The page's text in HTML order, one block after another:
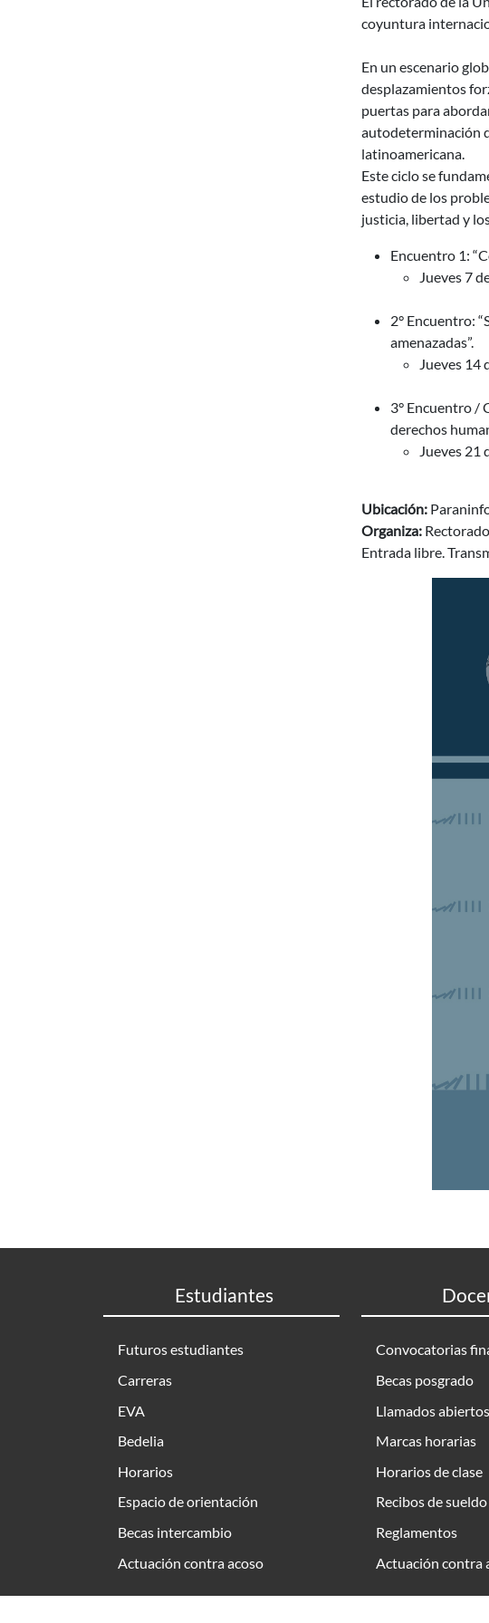
coyuntura
En un escenario
desplazamientos
puertas para
autodeterminación
latinoamericana.
Este ciclo se
estudio de los
justicia, libertad y
Encuentro 1:
Jueves 7
2° Encuentro:
amenazadas”.
Jueves 14
3° Encuentro /
derechos
Jueves 21
Ubicación:
Organiza:
Entrada libre.
Estudiantes
Futuros estudiantes
Carreras
EVA
Bedelia
Horarios
Espacio de orientación
Becas intercambio
Actuación contra acoso
Convocatorias
Becas posgrado
Llamados abiertos
Marcas horarias
Horarios de clase
Recibos de sueldo
Reglamentos
Actuación contra